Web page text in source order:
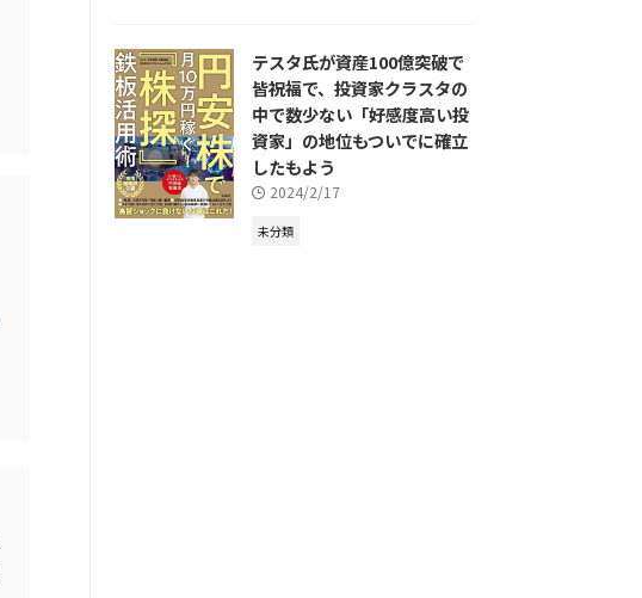
テスタ氏が資産100億突破で
皆祝福で、投資家クラスタの
中で数少ない「好感度高い投
資家」の地位もついでに確立
したもよう
2024/2/17
未分類